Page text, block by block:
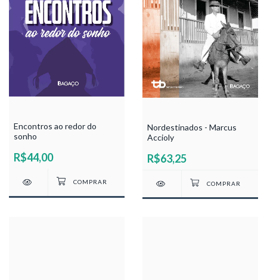
Encontros ao redor do
sonho
R$44,00
Nordestinados - Marcus
Accioly
R$63,25